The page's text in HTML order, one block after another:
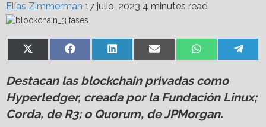
Elías Zimmerman 17 julio, 2023 4 minutes read
(Twitter)
Facebook LinkedIn WhatsApp
Destacan las blockchain privadas como
Hyperledger, creada por la Fundación Linux;
Corda, de R3; o Quorum, de JPMorgan.